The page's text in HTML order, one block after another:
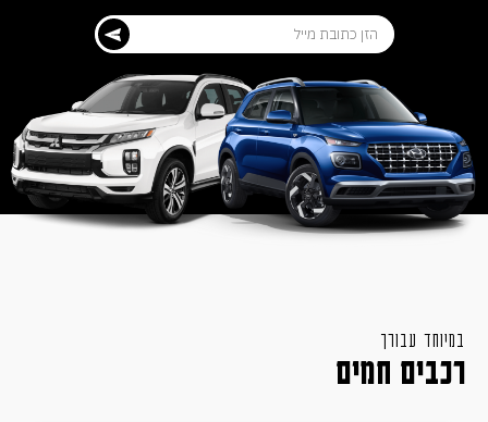
במיוחד עבורך
רכבים חמים